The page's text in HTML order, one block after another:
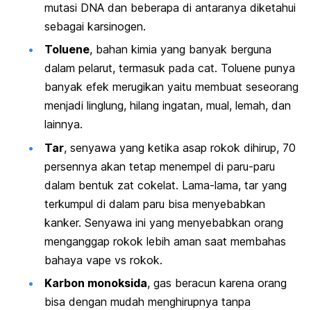
mutasi DNA dan beberapa di antaranya diketahui
sebagai karsinogen.
Toluene, bahan kimia yang banyak berguna
dalam pelarut, termasuk pada cat. Toluene punya
banyak efek merugikan yaitu membuat seseorang
menjadi linglung, hilang ingatan, mual, lemah, dan
lainnya.
Tar, senyawa yang ketika asap rokok dihirup, 70
persennya akan tetap menempel di paru-paru
dalam bentuk zat cokelat. Lama-lama, tar yang
terkumpul di dalam paru bisa menyebabkan
kanker. Senyawa ini yang menyebabkan orang
menganggap rokok lebih aman saat membahas
bahaya vape vs rokok.
Karbon monoksida, gas beracun karena orang
bisa dengan mudah menghirupnya tanpa